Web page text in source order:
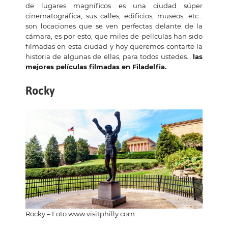
de lugares magníficos es una ciudad súper
cinematográfica, sus calles, edificios, museos, etc…
son locaciones que se ven perfectas delante de la
cámara, es por esto, que miles de películas han sido
filmadas en esta ciudad y hoy queremos contarte la
historia de algunas de ellas, para todos ustedes… las
mejores películas filmadas en Filadelfia.
Rocky
Rocky – Foto www.visitphilly.com